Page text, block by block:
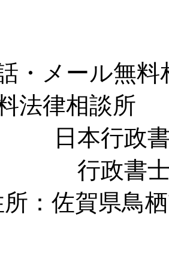
・メール無
法律相談所
日本行政
行政書
：佐賀県鳥